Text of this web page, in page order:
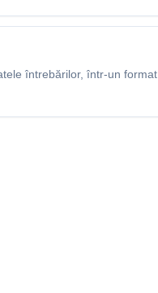
întrebărilor, într-un format